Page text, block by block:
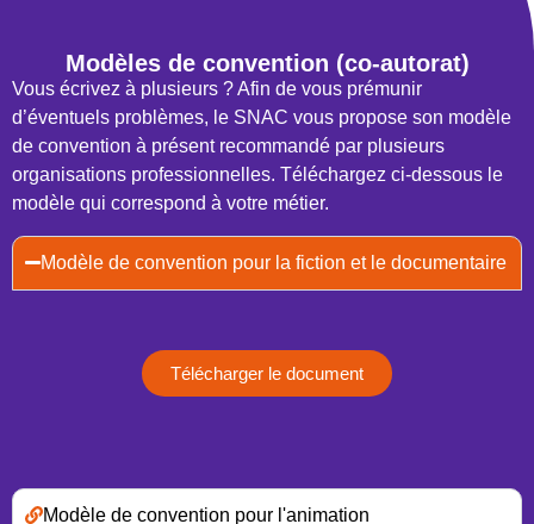
Modèles de convention (co-autorat)
Vous écrivez à plusieurs ? Afin de vous prémunir
d’éventuels problèmes, le SNAC vous propose son modèle
de convention à présent recommandé par plusieurs
organisations professionnelles. Téléchargez ci-dessous le
modèle qui correspond à votre métier.
Modèle de convention pour la fiction et le documentaire
Télécharger le document
Modèle de convention pour l'animation